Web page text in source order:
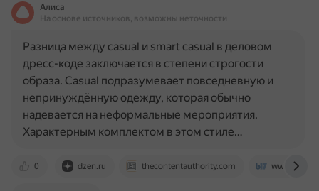
Алиса
На основе источников, возможны неточности
0 dzen.ru thecontentauthority.com www.b17.ru
Разница между casual и smart casual в деловом
дресс-коде заключается в степени строгости
образа. Casual подразумевает повседневную и
непринуждённую одежду, которая обычно
надевается на неформальные мероприятия.
Характерным комплектом в этом стиле…